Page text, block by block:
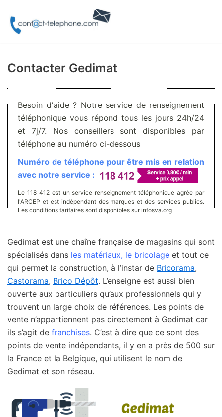
Aller
Contacter Gedimat
Besoin d'aide ? Notre service de renseignement
téléphonique vous répond tous les jours 24h/24
et 7j/7. Nos conseillers sont disponibles par
téléphone au numéro ci-dessous
Numéro de téléphone pour être mis en relation
avec notre service :
Le 118 412 est un service renseignement téléphonique agrée par
l'ARCEP et est indépendant des marques et des services publics.
Les conditions tarifaires sont disponibles sur infosva.org
Gedimat est une chaîne française de magasins qui sont
spécialisés dans les matériaux, le bricolage et tout ce
qui permet la construction, à l’instar de Bricorama,
Castorama, Brico Dépôt. L’enseigne est aussi bien
ouverte aux particuliers qu’aux professionnels qui y
trouvent un large choix de références. Les points de
vente n’appartiennent pas directement à Gedimat car
ils s’agit de franchises. C’est à dire que ce sont des
points de vente indépendants, il y en a près de 500 sur
la France et la Belgique, qui utilisent le nom de
Gedimat et son réseau.